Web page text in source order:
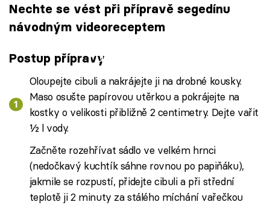
Nechte se vést při přípravě segedínu
návodným videoreceptem
Failed to fetch
Postup přípravy
Oloupejte cibuli a nakrájejte ji na drobné kousky.
Maso osušte papírovou utěrkou a pokrájejte na
kostky o velikosti přibližně 2 centimetry. Dejte vařit
½ l vody.
Začněte rozehřívat sádlo ve velkém hrnci
(nedočkavý kuchtík sáhne rovnou po papiňáku),
jakmile se rozpustí, přidejte cibuli a při střední
teplotě ji 2 minuty za stálého míchání vařečkou